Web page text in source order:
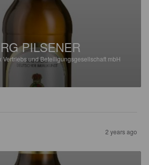
PILSENER
Vertriebs und Beteiligungsgesellschaft mbH
2 years ago